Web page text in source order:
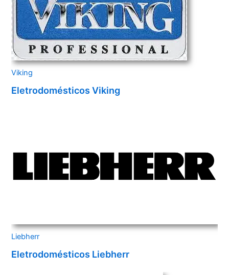
Viking
Eletrodomésticos Viking
Liebherr
Eletrodomésticos Liebherr